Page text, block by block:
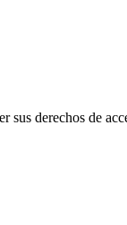
derechos de